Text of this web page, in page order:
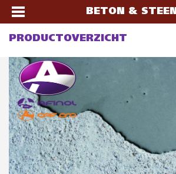
BETON & STEEN
PRODUCTOVERZICHT